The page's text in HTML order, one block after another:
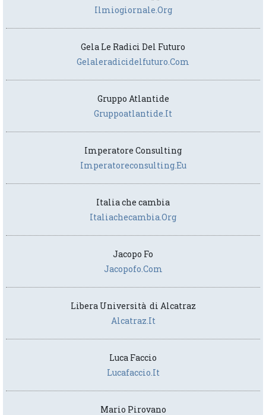
Ilmiogiornale.org
Gela Le Radici Del Futuro
Gelaleradicidelfuturo.com
Gruppo Atlantide
Gruppoatlantide.it
Imperatore Consulting
Imperatoreconsulting.eu
Italia che cambia
Italiachecambia.org
Jacopo Fo
Jacopofo.com
Libera Università di Alcatraz
Alcatraz.it
Luca Faccio
Lucafaccio.it
Mario Pirovano